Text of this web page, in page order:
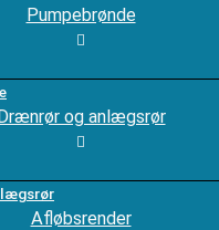
Pumpebrønde
og anlægsrør
Afløbsrender